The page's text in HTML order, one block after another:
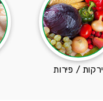
ירקות / פירות